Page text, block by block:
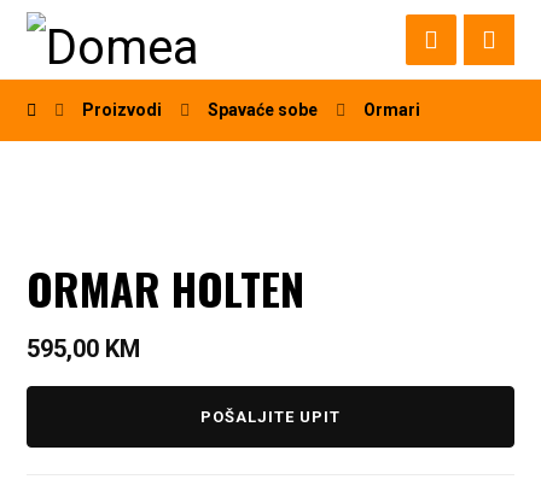
Proizvodi Spavaće sobe Ormari
ORMAR HOLTEN
595,00 KM
POŠALJITE UPIT